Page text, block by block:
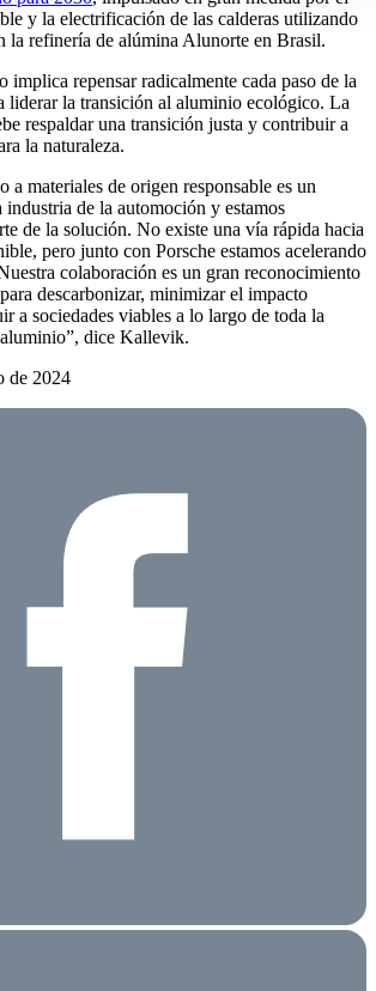
y la electrificación de las calderas utilizando
la refinería de alúmina Alunorte en Brasil.
implica repensar radicalmente cada paso de la
liderar la transición al aluminio ecológico. La
respaldar una transición justa y contribuir a
la naturaleza.
a materiales de origen responsable es un
industria de la automoción y estamos
de la solución. No existe una vía rápida hacia
pero junto con Porsche estamos acelerando
colaboración es un gran reconocimiento
descarbonizar, minimizar el impacto
a sociedades viables a lo largo de toda la
dice Kallevik.
de 2024